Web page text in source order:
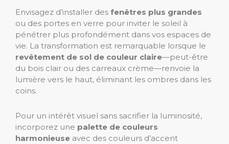
Envisagez d’installer des fenêtres plus grandes
ou des portes en verre pour inviter le soleil à
pénétrer plus profondément dans vos espaces de
vie. La transformation est remarquable lorsque le
revêtement de sol de couleur claire—peut-être
du bois clair ou des carreaux crème—renvoie la
lumière vers le haut, éliminant les ombres dans les
coins.
Pour un intérêt visuel sans sacrifier la luminosité,
incorporez une palette de couleurs
harmonieuse avec des couleurs d’accent